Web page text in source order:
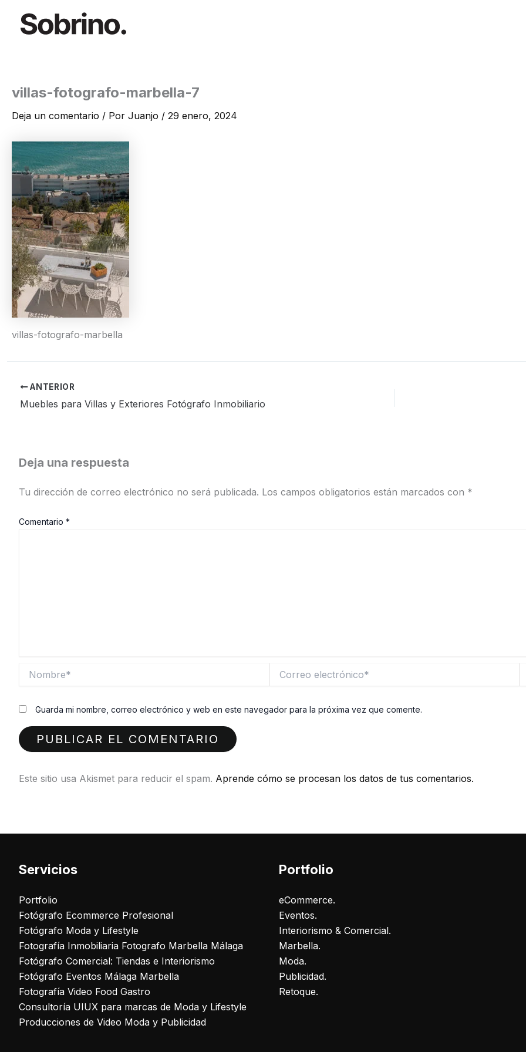
contenido
villas-fotografo-marbella-7
Deja un comentario / Por Juanjo / 29 enero, 2024
villas-fotografo-marbella
ANTERIOR
Muebles para Villas y Exteriores Fotógrafo Inmobiliario
Deja una respuesta
Tu dirección de correo electrónico no será publicada. Los campos obligatorios están marcados con *
Comentario *
electrónico*
Guarda mi nombre, correo electrónico y web en este navegador para la próxima vez que comente.
Este sitio usa Akismet para reducir el spam. Aprende cómo se procesan los datos de tus comentarios.
Servicios
Portfolio
Fotógrafo Ecommerce Profesional
Fotógrafo Moda y Lifestyle
Fotografía Inmobiliaria Fotografo Marbella Málaga
Fotógrafo Comercial: Tiendas e Interiorismo
Fotógrafo Eventos Málaga Marbella
Fotografía Video Food Gastro
Consultoría UIUX para marcas de Moda y Lifestyle
Producciones de Video Moda y Publicidad
Portfolio
eCommerce.
Eventos.
Interiorismo & Comercial.
Marbella.
Moda.
Publicidad.
Retoque.